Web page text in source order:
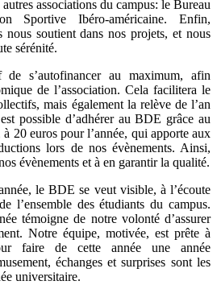
associations du campus: le Bureau
Sportive Ibéro-américaine. Enfin,
nous soutient dans nos projets, et nous
sérénité.
s’autofinancer au maximum, afin
de l’association. Cela facilitera le
mais également la relève de l’an
possible d’adhérer au BDE grâce au
20 euros pour l’année, qui apporte aux
lors de nos évènements. Ainsi,
évènements et à en garantir la qualité.
le BDE se veut visible, à l’écoute
l’ensemble des étudiants du campus.
témoigne de notre volonté d’assurer
Notre équipe, motivée, est prête à
faire de cette année une année
échanges et surprises sont les
universitaire.